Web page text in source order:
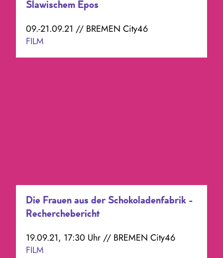
Slawischem Epos
09.-21.09.21 // BREMEN City46
FILM
Die Frauen aus der Schokoladenfabrik -
Recherchebericht
19.09.21, 17:30 Uhr // BREMEN City46
FILM